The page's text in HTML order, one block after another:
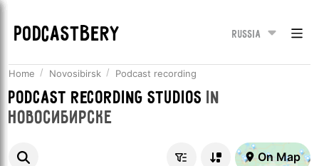
PODCASTBERY Russia
Home Novosibirsk Podcast recording
Podcast recording studios in
Новосибирске
On Map